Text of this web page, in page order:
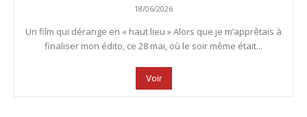
18/06/2026
Un film qui dérange en « haut lieu » Alors que je m’apprêtais à
finaliser mon édito, ce 28 mai, où le soir même était...
Voir